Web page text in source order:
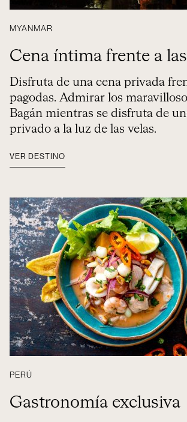
MYANMAR
Cena íntima frente a
Disfruta de una cena privada
pagodas. Admirar los
Bagán mientras se disfruta de
privado a la luz de las velas.
VER DESTINO
PERÚ
Gastronomía exclusiva